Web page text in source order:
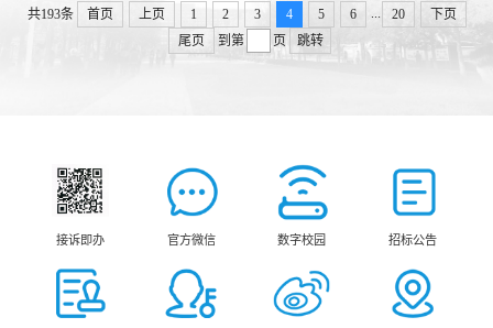
共193条 首页 上页 1 2 3 4 5 6 20
下页
尾页
到第 页 跳转
接诉即办 官方微信 数字校园 招标公告